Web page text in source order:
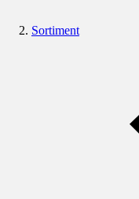
Sortiment